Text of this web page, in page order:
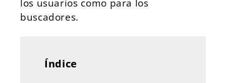
los usuarios como para los
buscadores.
Índice